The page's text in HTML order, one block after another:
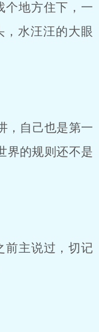
地方住下，一
，水汪汪的大眼
，自己也是第一
界的规则还不是
主说过，切记